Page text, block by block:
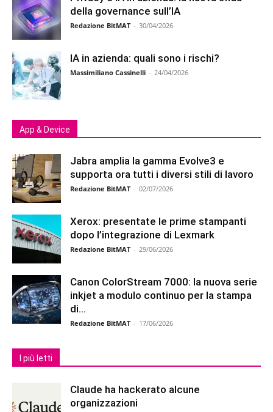
della governance sull’IA
Redazione BitMAT - 30/04/2026
IA in azienda: quali sono i rischi?
Massimiliano Cassinelli - 24/04/2026
App & Device
Jabra amplia la gamma Evolve3 e
supporta ora tutti i diversi stili di lavoro
Redazione BitMAT - 02/07/2026
Xerox: presentate le prime stampanti
dopo l’integrazione di Lexmark
Redazione BitMAT - 29/06/2026
Canon ColorStream 7000: la nuova serie
inkjet a modulo continuo per la stampa
di...
Redazione BitMAT - 17/06/2026
I più letti
Claude ha hackerato alcune
organizzazioni